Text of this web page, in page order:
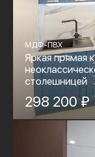
МДФ-ПВХ
Яркая прямая
столешницей
298 200 ₽